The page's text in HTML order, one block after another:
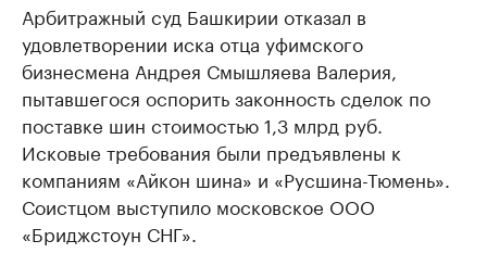
Арбитражный суд Башкирии отказал в
удовлетворении иска отца уфимского
бизнесмена Андрея Смышляева Валерия,
пытавшегося оспорить законность сделок по
поставке шин стоимостью 1,3 млрд руб.
Исковые требования были предъявлены к
компаниям «Айкон шина» и «Русшина-Тюмень».
Соистцом выступило московское ООО
«Бриджстоун СНГ».